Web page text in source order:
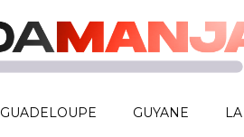
GUADELOUPE GUYANE